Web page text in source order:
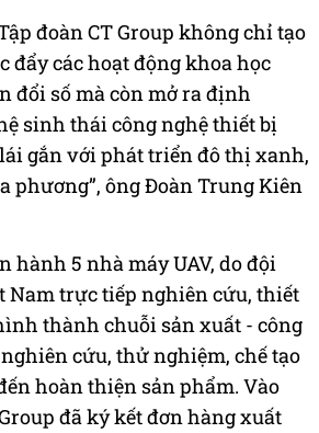
đoàn CT Group không chỉ tạo
đẩy các hoạt động khoa học
đổi số mà còn mở ra định
sinh thái công nghệ thiết bị
gắn với phát triển đô thị xanh,
phương”, ông Đoàn Trung Kiên
hành 5 nhà máy UAV, do đội
Nam trực tiếp nghiên cứu, thiết
thành chuỗi sản xuất - công
cứu, thử nghiệm, chế tạo
hoàn thiện sản phẩm. Vào
đã ký kết đơn hàng xuất